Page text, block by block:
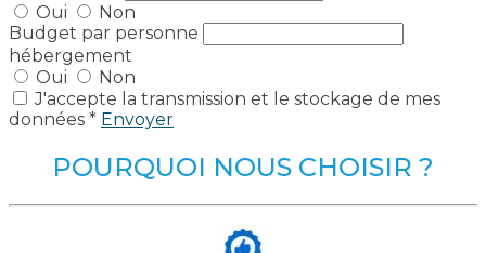
Oui
Non
Budget par personne
hébergement
Oui
Non
J'accepte la transmission et le stockage de mes
données * Envoyer
POURQUOI NOUS CHOISIR ?